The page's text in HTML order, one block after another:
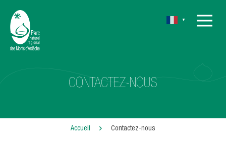
▼
CONTACTEZ-NOUS
Accueil Contactez-nous